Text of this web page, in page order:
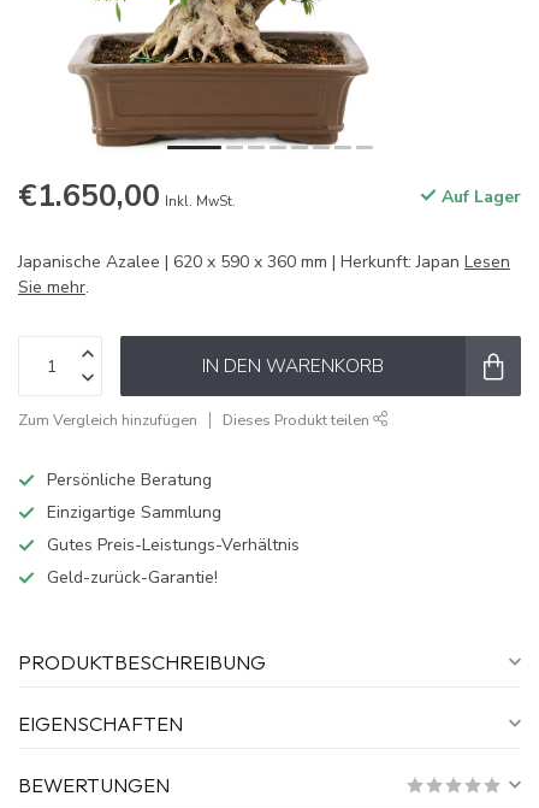
€1.650,00 Inkl. MwSt. Auf Lager
Japanische Azalee | 620 x 590 x 360 mm | Herkunft: Japan Lesen
Sie mehr.
IN DEN WARENKORB
Zum Vergleich hinzufügen Dieses Produkt teilen
Persönliche Beratung
Einzigartige Sammlung
Gutes Preis-Leistungs-Verhältnis
Geld-zurück-Garantie!
PRODUKTBESCHREIBUNG
EIGENSCHAFTEN
BEWERTUNGEN